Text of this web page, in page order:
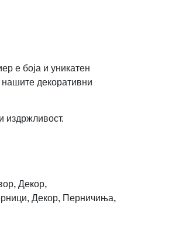
е боја и уникатен
нашите декоративни
издржливост.
, Декор,
, Декор, Перничиња,